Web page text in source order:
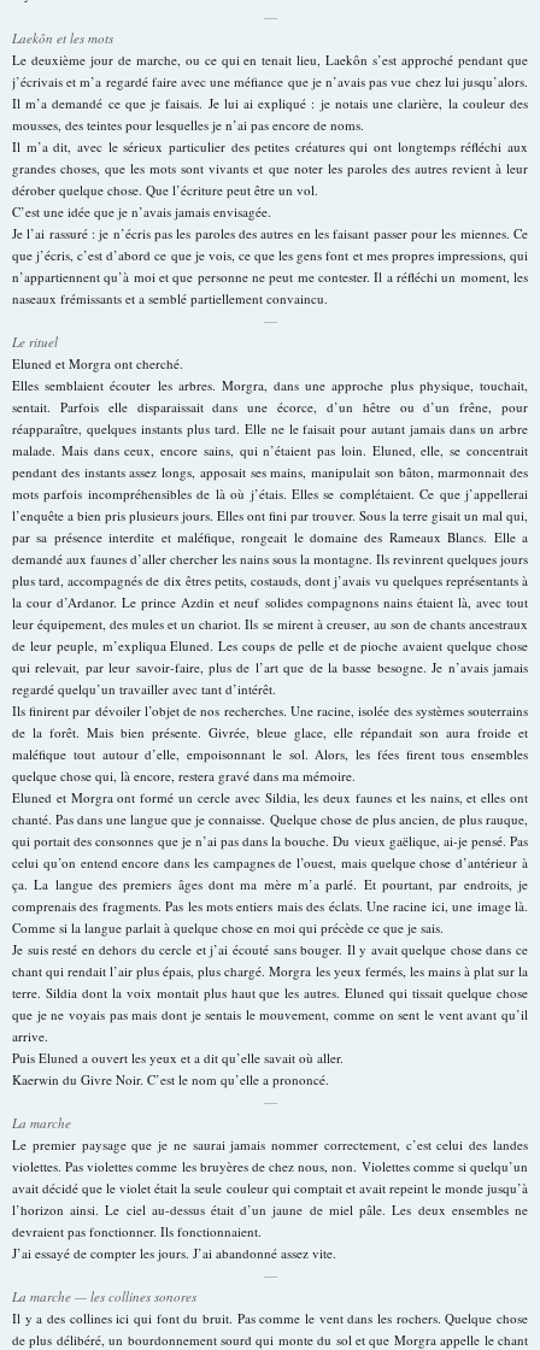
—
Laekôn et les mots
Le deuxième jour de marche, ou ce qui en tenait lieu, Laekôn s’est approché pendant que
j’écrivais et m’a regardé faire avec une méfiance que je n’avais pas vue chez lui jusqu’alors.
Il m’a demandé ce que je faisais. Je lui ai expliqué : je notais une clarière, la couleur des
mousses, des teintes pour lesquelles je n’ai pas encore de noms.
Il m’a dit, avec le sérieux particulier des petites créatures qui ont longtemps réfléchi aux
grandes choses, que les mots sont vivants et que noter les paroles des autres revient à leur
dérober quelque chose. Que l’écriture peut être un vol.
C’est une idée que je n’avais jamais envisagée.
Je l’ai rassuré : je n’écris pas les paroles des autres en les faisant passer pour les miennes. Ce
que j’écris, c’est d’abord ce que je vois, ce que les gens font et mes propres impressions, qui
n’appartiennent qu’à moi et que personne ne peut me contester. Il a réfléchi un moment, les
naseaux frémissants et a semblé partiellement convaincu.
—
Le rituel
Eluned et Morgra ont cherché.
Elles semblaient écouter les arbres. Morgra, dans une approche plus physique, touchait,
sentait. Parfois elle disparaissait dans une écorce, d’un hêtre ou d’un frêne, pour
réapparaître, quelques instants plus tard. Elle ne le faisait pour autant jamais dans un arbre
malade. Mais dans ceux, encore sains, qui n’étaient pas loin. Eluned, elle, se concentrait
pendant des instants assez longs, apposait ses mains, manipulait son bâton, marmonnait des
mots parfois incompréhensibles de là où j’étais. Elles se complétaient. Ce que j’appellerai
l’enquête a bien pris plusieurs jours. Elles ont fini par trouver. Sous la terre gisait un mal qui,
par sa présence interdite et maléfique, rongeait le domaine des Rameaux Blancs. Elle a
demandé aux faunes d’aller chercher les nains sous la montagne. Ils revinrent quelques jours
plus tard, accompagnés de dix êtres petits, costauds, dont j’avais vu quelques représentants à
la cour d’Ardanor. Le prince Azdin et neuf solides compagnons nains étaient là, avec tout
leur équipement, des mules et un chariot. Ils se mirent à creuser, au son de chants ancestraux
de leur peuple, m’expliqua Eluned. Les coups de pelle et de pioche avaient quelque chose
qui relevait, par leur savoir-faire, plus de l’art que de la basse besogne. Je n’avais jamais
regardé quelqu’un travailler avec tant d’intérêt.
Ils finirent par dévoiler l’objet de nos recherches. Une racine, isolée des systèmes souterrains
de la forêt. Mais bien présente. Givrée, bleue glace, elle répandait son aura froide et
maléfique tout autour d’elle, empoisonnant le sol. Alors, les fées firent tous ensembles
quelque chose qui, là encore, restera gravé dans ma mémoire.
Eluned et Morgra ont formé un cercle avec Sildia, les deux faunes et les nains, et elles ont
chanté. Pas dans une langue que je connaisse. Quelque chose de plus ancien, de plus rauque,
qui portait des consonnes que je n’ai pas dans la bouche. Du vieux gaëlique, ai-je pensé. Pas
celui qu’on entend encore dans les campagnes de l’ouest, mais quelque chose d’antérieur à
ça. La langue des premiers âges dont ma mère m’a parlé. Et pourtant, par endroits, je
comprenais des fragments. Pas les mots entiers mais des éclats. Une racine ici, une image là.
Comme si la langue parlait à quelque chose en moi qui précède ce que je sais.
Je suis resté en dehors du cercle et j’ai écouté sans bouger. Il y avait quelque chose dans ce
chant qui rendait l’air plus épais, plus chargé. Morgra les yeux fermés, les mains à plat sur la
terre. Sildia dont la voix montait plus haut que les autres. Eluned qui tissait quelque chose
que je ne voyais pas mais dont je sentais le mouvement, comme on sent le vent avant qu’il
arrive.
Puis Eluned a ouvert les yeux et a dit qu’elle savait où aller.
Kaerwin du Givre Noir. C’est le nom qu’elle a prononcé.
—
La marche
Le premier paysage que je ne saurai jamais nommer correctement, c’est celui des landes
violettes. Pas violettes comme les bruyères de chez nous, non. Violettes comme si quelqu’un
avait décidé que le violet était la seule couleur qui comptait et avait repeint le monde jusqu’à
l’horizon ainsi. Le ciel au-dessus était d’un jaune de miel pâle. Les deux ensembles ne
devraient pas fonctionner. Ils fonctionnaient.
J’ai essayé de compter les jours. J’ai abandonné assez vite.
—
La marche — les collines sonores
Il y a des collines ici qui font du bruit. Pas comme le vent dans les rochers. Quelque chose
de plus délibéré, un bourdonnement sourd qui monte du sol et que Morgra appelle le chant